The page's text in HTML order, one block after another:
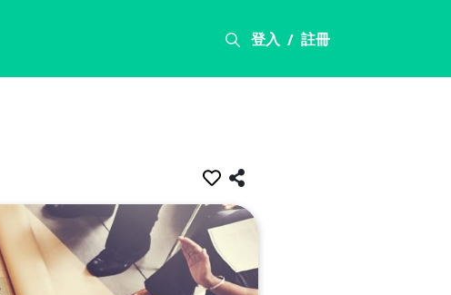
登入 / 註冊